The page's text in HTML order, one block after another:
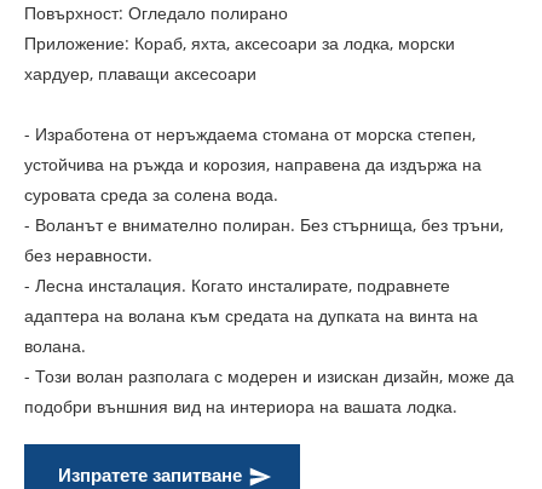
Повърхност: Огледало полирано
Приложение: Кораб, яхта, аксесоари за лодка, морски
хардуер, плаващи аксесоари
- Изработена от неръждаема стомана от морска степен,
устойчива на ръжда и корозия, направена да издържа на
суровата среда за солена вода.
- Воланът е внимателно полиран. Без стърнища, без тръни,
без неравности.
- Лесна инсталация. Когато инсталирате, подравнете
адаптера на волана към средата на дупката на винта на
волана.
- Този волан разполага с модерен и изискан дизайн, може да
подобри външния вид на интериора на вашата лодка.
Изпратете запитване